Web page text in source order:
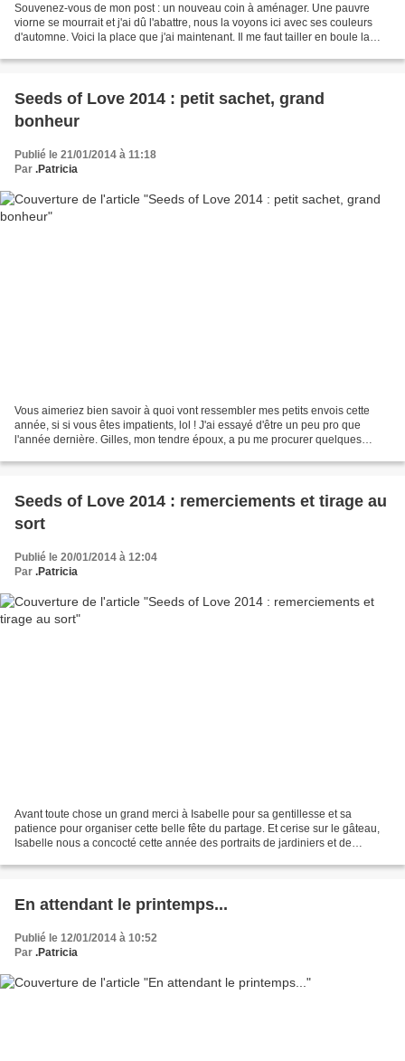
Souvenez-vous de mon post : un nouveau coin à aménager. Une pauvre
viorne se mourrait et j'ai dû l'abattre, nous la voyons ici avec ses couleurs
d'automne. Voici la place que j'ai maintenant. Il me faut tailler en boule la
Seeds of Love 2014 : petit sachet, grand
bonheur
Publié le 21/01/2014 à 11:18
Par .Patricia
Vous aimeriez bien savoir à quoi vont ressembler mes petits envois cette
année, si si vous êtes impatients, lol ! J'ai essayé d'être un peu pro que
l'année dernière. Gilles, mon tendre époux, a pu me procurer quelques
Seeds of Love 2014 : remerciements et tirage au
sort
Publié le 20/01/2014 à 12:04
Par .Patricia
Avant toute chose un grand merci à Isabelle pour sa gentillesse et sa
patience pour organiser cette belle fête du partage. Et cerise sur le gâteau,
Isabelle nous a concocté cette année des portraits de jardiniers et de
En attendant le printemps...
Publié le 12/01/2014 à 10:52
Par .Patricia